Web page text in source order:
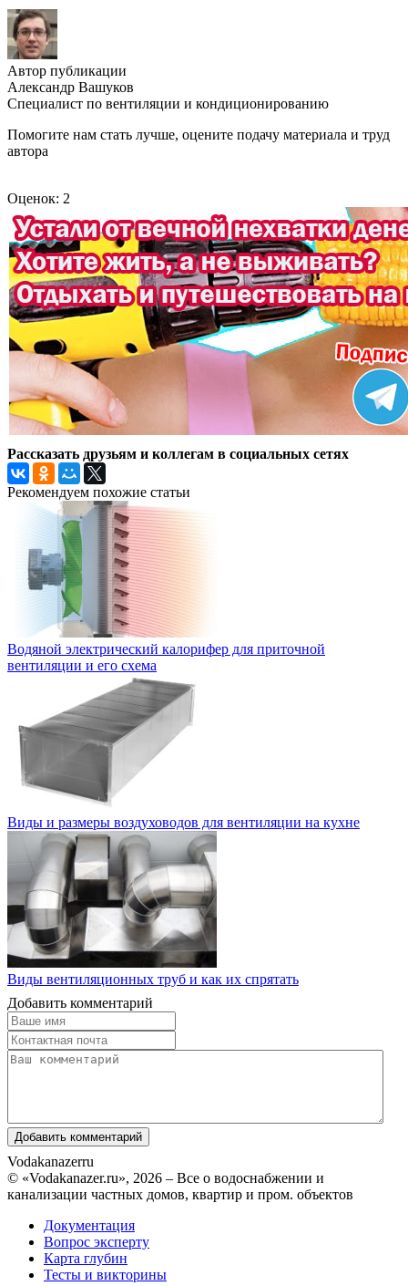
Автор публикации
Александр Вашуков
Специалист по вентиляции и кондиционированию
Помогите нам стать лучше, оцените подачу материала и труд
автора
Оценок: 2
Рассказать друзьям и коллегам в социальных сетях
Рекомендуем похожие статьи
Водяной электрический калорифер для приточной
вентиляции и его схема
Виды и размеры воздуховодов для вентиляции на кухне
Виды вентиляционных труб и как их спрятать
Добавить комментарий
Vodakanazerru
© «Vodakanazer.ru», 2026 – Все о водоснабжении и
канализации частных домов, квартир и пром. объектов
Документация
Вопрос эксперту
Карта глубин
Тесты и викторины